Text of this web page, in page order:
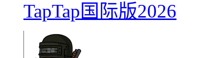
TapTap国际版2026